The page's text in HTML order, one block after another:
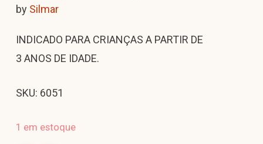
by Silmar
INDICADO PARA CRIANÇAS A PARTIR DE
3 ANOS DE IDADE.
SKU: 6051
1 em estoque